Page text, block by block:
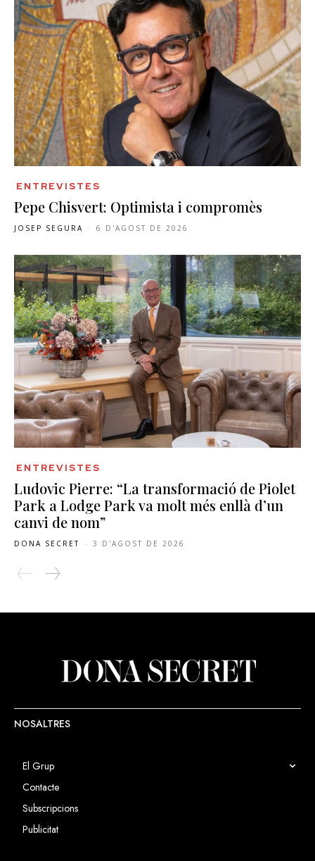
ENTREVISTES
Pepe Chisvert: Optimista i compromès
JOSEP SEGURA - 6 D'AGOST DE 2026
ENTREVISTES
Ludovic Pierre: “La transformació de Piolet
Park a Lodge Park va molt més enllà d’un
canvi de nom”
DONA SECRET - 3 D'AGOST DE 2026
NOSALTRES
El Grup
Contacte
Subscripcions
Publicitat